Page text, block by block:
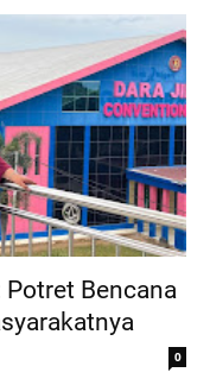
Potret Bencana
0